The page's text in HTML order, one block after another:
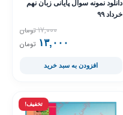
دانلود نمونه سوال پایانی زبان نهم
خرداد ۹۹
۱۷,۰۰۰ تومان
۱۳,۰۰۰ تومان
افزودن به سبد خرید
تخفیف!